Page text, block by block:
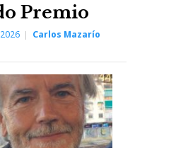
Premio
Carlos Mazarío